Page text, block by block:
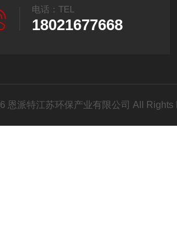
电话：TEL
18021677668
恩派特江苏环保产业有限公司 All